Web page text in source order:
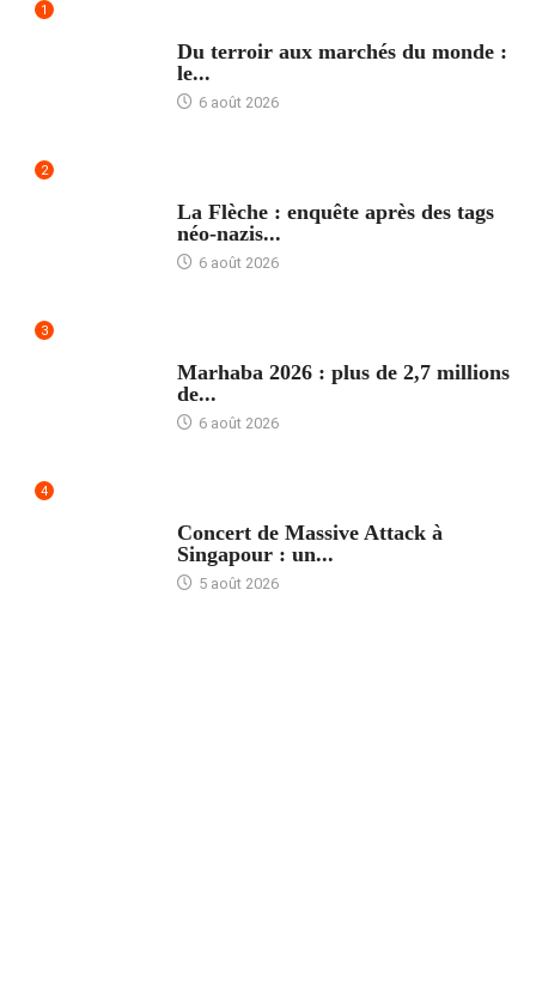
1
Du terroir aux marchés du monde :
le...
6 août 2026
2
La Flèche : enquête après des tags
néo-nazis...
6 août 2026
3
Marhaba 2026 : plus de 2,7 millions
de...
6 août 2026
4
Concert de Massive Attack à
Singapour : un...
5 août 2026